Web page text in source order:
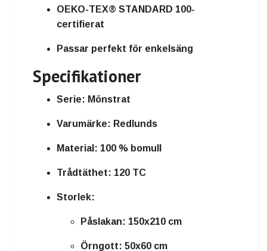
OEKO-TEX® STANDARD 100-
certifierat
Passar perfekt för enkelsäng
Specifikationer
Serie: Mönstrat
Varumärke: Redlunds
Material: 100 % bomull
Trådtäthet: 120 TC
Storlek:
Påslakan: 150x210 cm
Örngott: 50x60 cm